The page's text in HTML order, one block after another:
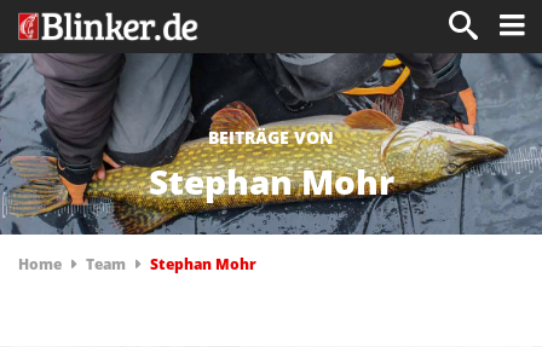
BEITRÄGE VON
Stephan Mohr
Home Team Stephan Mohr